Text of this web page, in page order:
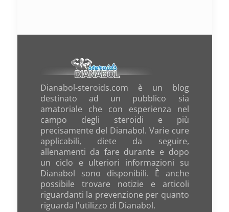
Dianabol-steroids.com è un blog
destinato ad un pubblico sia
amatoriale che con esperienza nel
campo degli steroidi e più
precisamente del Dianabol. Varie cure
applicabili, diete da seguire,
allenamenti da fare durante e dopo
un ciclo e ulteriori informazioni su
Dianabol sono disponibili. È anche
possibile trovare notizie e articoli
riguardanti la prevenzione per quanto
riguarda l'utilizzo di Dianabol.